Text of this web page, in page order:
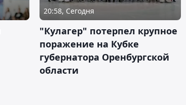
20:58, Сегодня
"Кулагер" потерпел крупное
поражение на Кубке
губернатора Оренбургской
области